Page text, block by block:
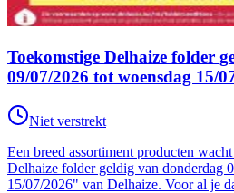
Toekomstige Delhaize folder
09/07/2026 tot woensdag 15/
Niet verstrekt
Een breed assortiment producten
Delhaize folder geldig van donderdag
15/07/2026" van Delhaize. Voor al je